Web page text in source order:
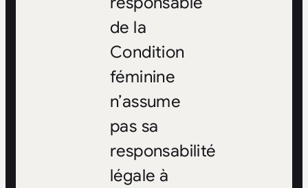
de la
Condition
féminine
n’assume
pas sa
responsabilité
légale à